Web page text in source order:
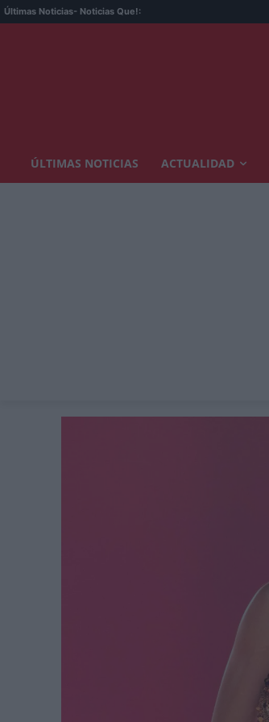
Últimas Noticias- Noticias Que!:
ÚLTIMAS NOTICIAS ACTUALIDAD